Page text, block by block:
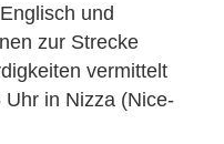
und
zur Strecke
vermittelt
in Nizza (Nice-